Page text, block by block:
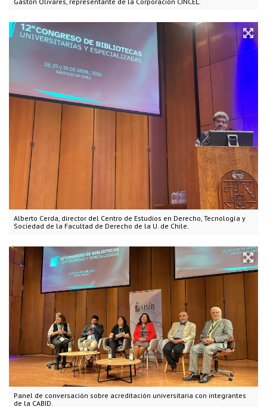
Alberto Cerda, director del Centro de Estudios en Derecho, Tecnología y
Sociedad de la Facultad de Derecho de la U. de Chile.
Panel de conversación sobre acreditación universitaria con integrantes
de la CABID.